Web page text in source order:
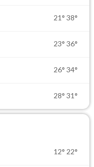
21° 38°
23° 36°
26° 34°
28° 31°
12° 22°